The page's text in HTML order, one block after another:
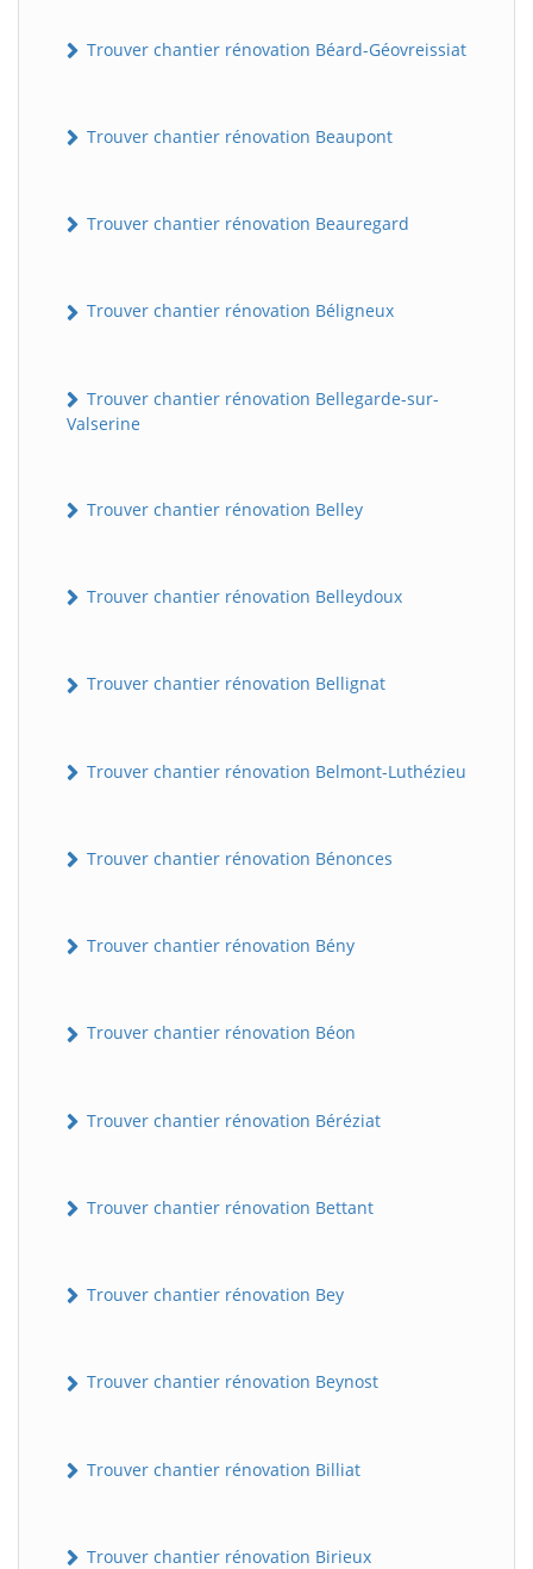
Trouver chantier rénovation Béard-Géovreissiat
Trouver chantier rénovation Beaupont
Trouver chantier rénovation Beauregard
Trouver chantier rénovation Béligneux
Trouver chantier rénovation Bellegarde-sur-
Valserine
Trouver chantier rénovation Belley
Trouver chantier rénovation Belleydoux
Trouver chantier rénovation Bellignat
Trouver chantier rénovation Belmont-Luthézieu
Trouver chantier rénovation Bénonces
Trouver chantier rénovation Bény
Trouver chantier rénovation Béon
Trouver chantier rénovation Béréziat
Trouver chantier rénovation Bettant
Trouver chantier rénovation Bey
Trouver chantier rénovation Beynost
Trouver chantier rénovation Billiat
Trouver chantier rénovation Birieux